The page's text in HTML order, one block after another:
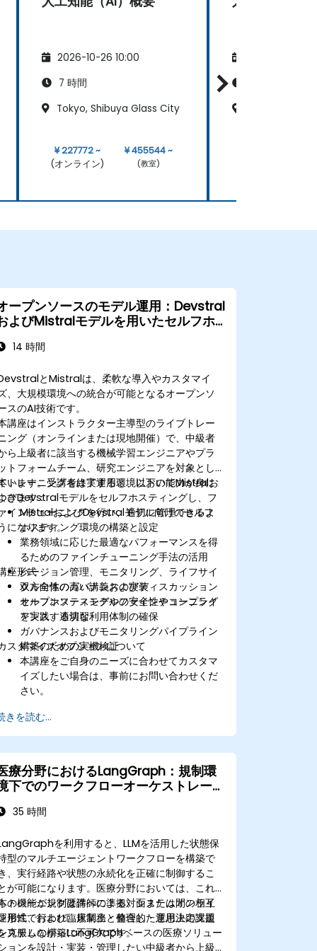
2026-10-26 10:00
7 時間
Tokyo, Shibuya Glass City
¥ 227772 ~
(オンライン)
¥ 455544 ~
(教室)
ープンソースのモデル運用：Devstral
よびMistralモデルを用いたセルフホ
ナンス
14 時間
とMistralは、柔軟な導入やカスタマイ
、大規模環境への統合が可能となるオープンソ
スのAI技術です。
講座はインストラクター主導型のライブトレー
ング（オンラインまたは現地開催）で、中級者
ら上級者に該当する機械学習エンジニアやプラ
トフォームチーム、研究エンジニアを対象とし
います。受講者は実運用環境においてMistralお
びDevstralモデルをセルフホスティングし、フ
ァインチューニングを行い、適切に管理できるよ
になります。
トレーニングを終了すると、以下の能力が身に
きます：
MistralおよびDevstralモデル向けのセルフ
ホスティング環境の構築と設定
業務領域に応じた最適なパフォーマンスを得
るためのファインチューニング手法の活用
バージョン管理、モニタリング、ライフサイ
クル全体のガバナンスの実装
オープンソースモデルの安全性やコンプライ
アンス、適切な利用体制の確保
座形式
双方向性の高い講義およびディスカッション
セルフホスティングやファインチューニング
を実践する演習
ガバナンスおよびモニタリングパイプライン
構築のための実機検証
スタマイズオプションについて
本講座をご自身のニーズに合わせてカスタマ
イズしたい場合は、事前にお問い合わせくだ
さい。
きを読む...
療分野におけるLangGraph：規制環
下でのワークフローオーケストレーシ
35 時間
を利用すると、LLMを活用した状態保
型のマルチエージェントワークフローを構築で
、実行経路や状態の永続化を正確に制御するこ
が可能になります。医療分野においては、これ
の機能が規制要件への準拠、システム間の相互
用性、および臨床業務と整合した意思決定支援
ステムの構築に不可欠です。
トレーニングは講師による対面またはオンライ
形式で行われ、規制上・倫理的・運用上の課題
克服しながらLangGraphベースの医療ソリュー
ョンを設計・実装・管理したい中級者から上級